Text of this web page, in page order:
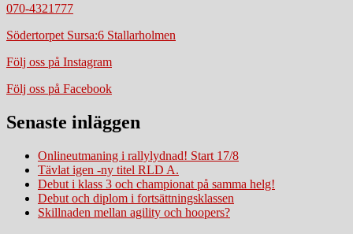
070-4321777
Södertorpet Sursa:6 Stallarholmen
Följ oss på Instagram
Följ oss på Facebook
Senaste inläggen
Onlineutmaning i rallylydnad! Start 17/8
Tävlat igen -ny titel RLD A.
Debut i klass 3 och championat på samma helg!
Debut och diplom i fortsättningsklassen
Skillnaden mellan agility och hoopers?